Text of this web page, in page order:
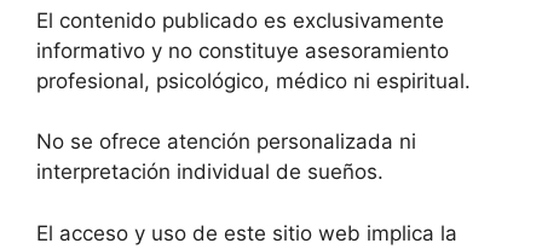
El contenido publicado es exclusivamente
informativo y no constituye asesoramiento
profesional, psicológico, médico ni espiritual.
No se ofrece atención personalizada ni
interpretación individual de sueños.
El acceso y uso de este sitio web implica la